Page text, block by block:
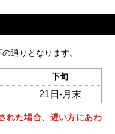
通りとなります。
下旬
21日-月末
れた場合、遅い方にあわ